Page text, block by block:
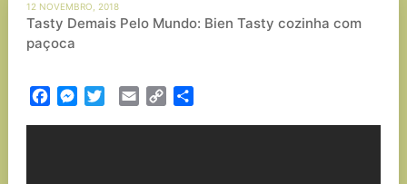
12 NOVEMBRO, 2018
Tasty Demais Pelo Mundo: Bien Tasty cozinha com
paçoca
FacebookMessenger
TwitterEmail Copy